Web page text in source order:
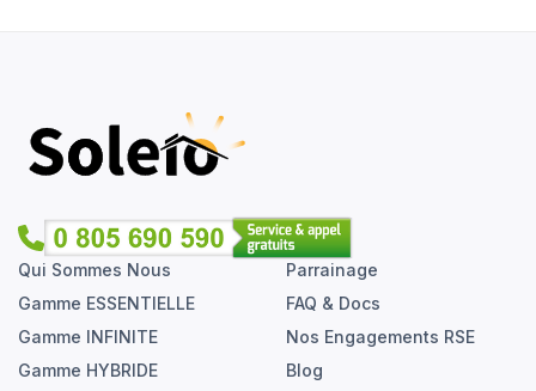
Qui Sommes Nous
Gamme ESSENTIELLE
Gamme INFINITE
Gamme HYBRIDE
Parrainage
FAQ & Docs
Nos Engagements RSE
Blog